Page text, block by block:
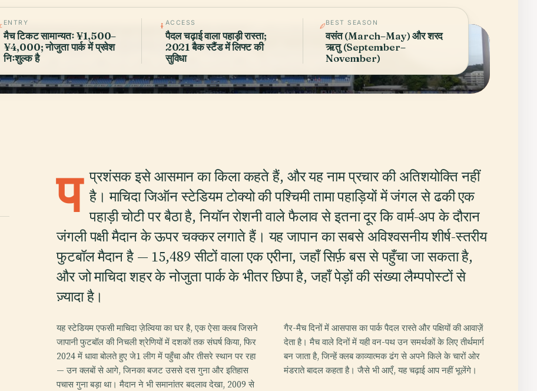
ENTRY
मैच टिकट सामान्यतः ¥1,500–
¥4,000; नोजुता पार्क में प्रवेश
निःशुल्क है
ACCESS
पैदल चढ़ाई वाला पहाड़ी रास्ता;
2021 बैक स्टैंड में लिफ्ट की
सुविधा
BEST SEASON
वसंत (March–May) और शरद
ऋतु (September–
November)
प प्रशंसक इसे आसमान का किला कहते हैं, और यह नाम प्रचार की अतिशयोक्ति नहीं
है। माचिदा जिऑन स्टेडियम टोक्यो की पश्चिमी तामा पहाड़ियों में जंगल से ढकी एक
पहाड़ी चोटी पर बैठा है, नियॉन रोशनी वाले फैलाव से इतना दूर कि वार्म-अप के दौरान
जंगली पक्षी मैदान के ऊपर चक्कर लगाते हैं। यह जापान का सबसे अविश्वसनीय शीर्ष-स्तरीय
फुटबॉल मैदान है — 15,489 सीटों वाला एक एरीना, जहाँ सिर्फ़ बस से पहुँचा जा सकता है,
और जो माचिदा शहर के नोजुता पार्क के भीतर छिपा है, जहाँ पेड़ों की संख्या लैम्पपोस्टों से
ज़्यादा है।
यह स्टेडियम एफसी माचिदा ज़ेल्विया का घर है, एक ऐसा क्लब जिसने
जापानी फुटबॉल की निचली श्रेणियों में दशकों तक संघर्ष किया, फिर
2024 में धावा बोलते हुए जे1 लीग में पहुँचा और तीसरे स्थान पर रहा
— उन क्लबों से आगे, जिनका बजट उससे दस गुना और इतिहास
पचास गुना बड़ा था। मैदान ने भी समानांतर बदलाव देखा, 2009 से
गैर-मैच दिनों में आसपास का पार्क पैदल रास्ते और पक्षियों की आवाज़ें
देता है। मैच वाले दिनों में यही वन-पथ उन समर्थकों के लिए तीर्थमार्ग
बन जाता है, जिन्हें क्लब काव्यात्मक ढंग से अपने किले के चारों ओर
मंडराते बादल कहता है। जैसे भी आएँ, यह चढ़ाई आप नहीं भूलेंगे।